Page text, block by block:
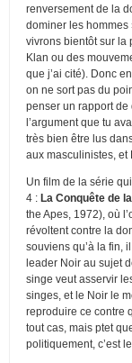
renversement de la
dominer les
vivrons bientôt sur la
Klan ou des
que j’ai cité). Donc
on ne sort pas du
penser un rapport de
l’argument que tu
très bien être lus
aux masculinistes, et
Un film de la série
4 : La Conquête de
the Apes, 1972), où
révoltent contre la
souviens qu’à la fin,
leader Noir au sujet
singe veut asservir
singes, et le Noir le
reproduire ce contre
tout cas, mais ptet
politiquement, c’est